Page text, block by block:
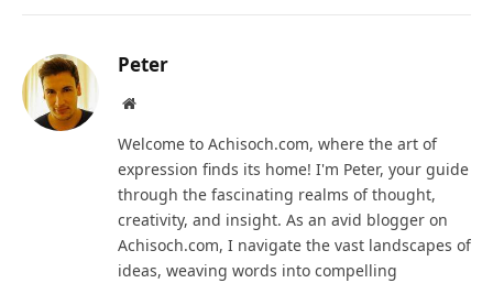
Peter
Website
Welcome to Achisoch.com, where the art of
expression finds its home! I'm Peter, your guide
through the fascinating realms of thought,
creativity, and insight. As an avid blogger on
Achisoch.com, I navigate the vast landscapes of
ideas, weaving words into compelling